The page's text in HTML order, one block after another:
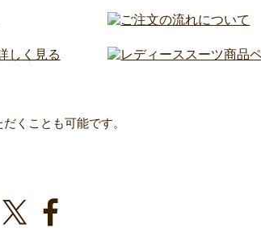
くことも可能です。